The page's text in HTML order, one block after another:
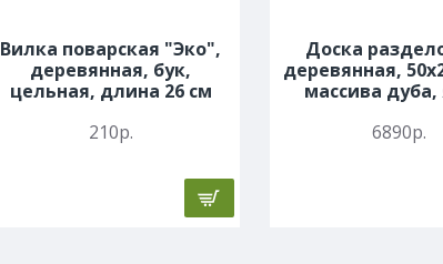
Вилка поварская "Эко",
деревянная, бук,
цельная, длина 26 см
210р.
Доска
деревянная,
массива дуба,
6890р.